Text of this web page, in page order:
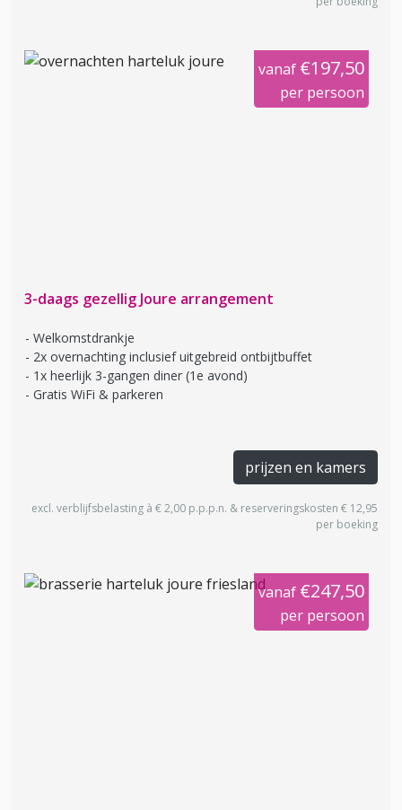
vanaf €197,50
per persoon
3-daags gezellig Joure arrangement
Welkomstdrankje
2x overnachting inclusief uitgebreid ontbijtbuffet
1x heerlijk 3-gangen diner (1e avond)
Gratis WiFi & parkeren
prijzen en kamers
excl. verblijfsbelasting à € 2,00 p.p.p.n. & reserveringskosten € 12,95
per boeking
vanaf €247,50
per persoon